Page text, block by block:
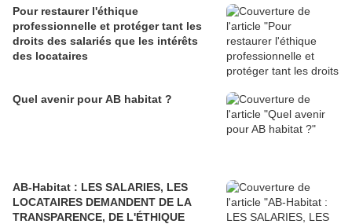
Pour restaurer l'éthique
professionnelle et protéger tant les
droits des salariés que les intérêts
des locataires
Quel avenir pour AB habitat ?
AB-Habitat : LES SALARIES, LES
LOCATAIRES DEMANDENT DE LA
TRANSPARENCE, DE L'ÉTHIQUE